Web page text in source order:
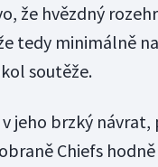
že hvězdný
tedy minimálně
soutěže.
jeho brzký
Chiefs